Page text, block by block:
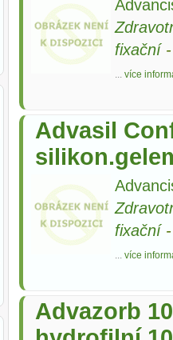
fixační
... více
Advasil
fixační
... více
Advazorb